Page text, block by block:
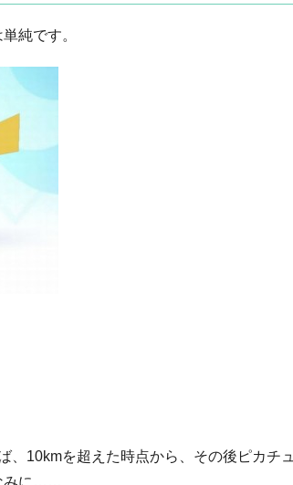
純です。
、10kmを超えた時点から、その後ピカチ
みに……